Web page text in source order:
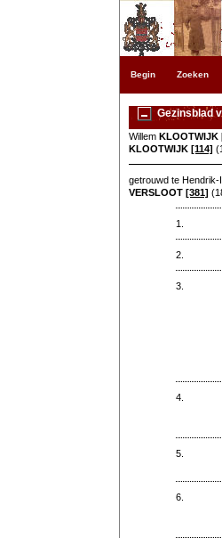
Begin Zoeken
Gezinsblad
WillemKLOOTWIJK
KLOOTWIJK [114]
getrouwd te
VERSLOOT [381]
1.
2.
3.
4.
5.
6.